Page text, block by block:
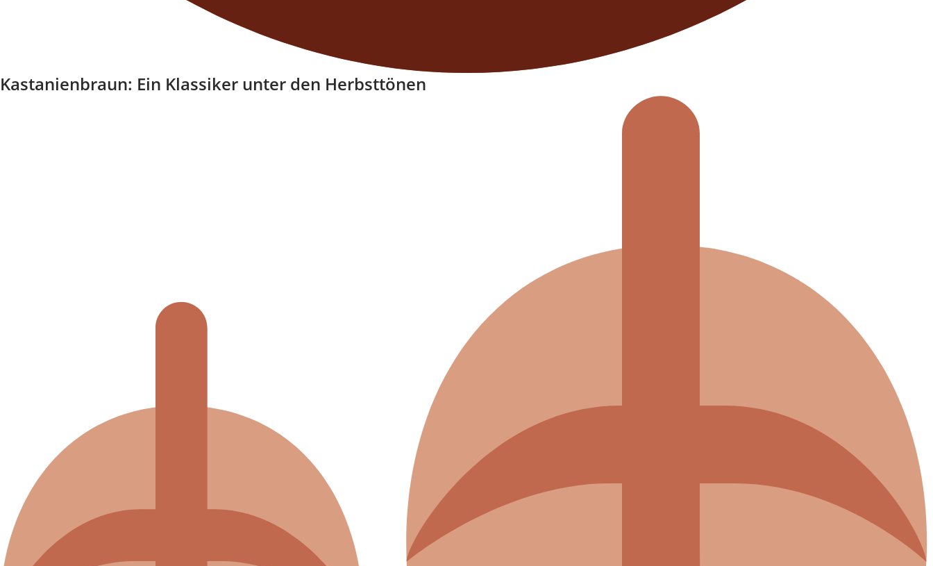
Kastanienbraun: Ein Klassiker unter den Herbsttönen